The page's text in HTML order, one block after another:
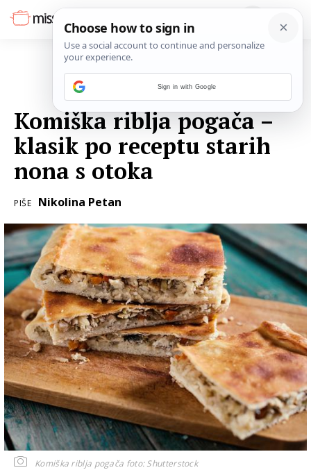
Komiška riblja pogača –
klasik po receptu starih
nona s otoka
PIŠE Nikolina Petan
Komiška riblja pogača foto: Shutterstock
Sign in with Google